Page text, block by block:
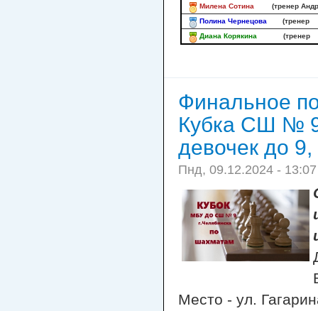
Милена Сотина
(тренер
Полина Чернецова
Диана Корякина
Финальное
Кубка СШ № 9
девочек до 9,
Пнд, 09.12.2024 -
Место - ул.